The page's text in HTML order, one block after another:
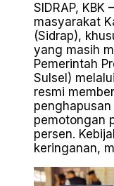
SIDRAP,
masyarakat
(Sidrap),
yang masih
Pemerintah
Sulsel)
resmi
pemotongan
persen.
keringanan,